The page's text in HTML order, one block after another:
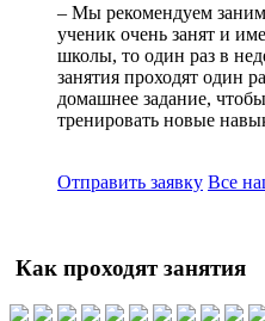
– Мы рекомендуем
ученик очень занят и
школы, то один раз в
занятия проходят один
домашнее задание,
тренировать новые
Отправить заявку Все
Как проходят занятия